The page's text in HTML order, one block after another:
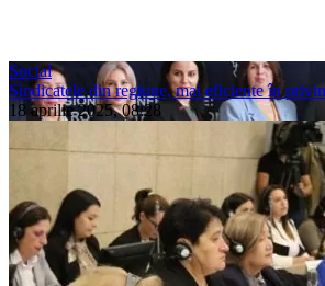
Social
Sindicatele din regiune, mai eficiente în
18 aprilie 2025, 08:28